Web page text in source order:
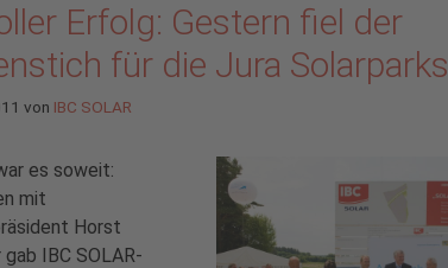
Erfolg: Gestern fiel der
für die Jura Solarparks
von IBC SOLAR
es soweit:
mit
Horst
IBC SOLAR-